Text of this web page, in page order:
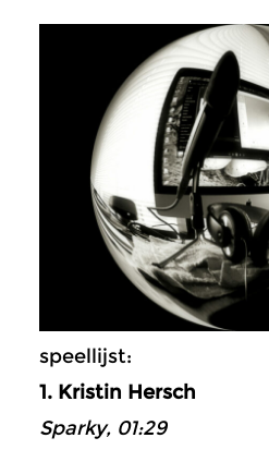
speellijst:
1. Kristin Hersch
Sparky, 01:29